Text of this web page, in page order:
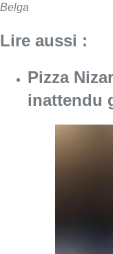
Belga
Lire aussi :
Pizza
inattendu